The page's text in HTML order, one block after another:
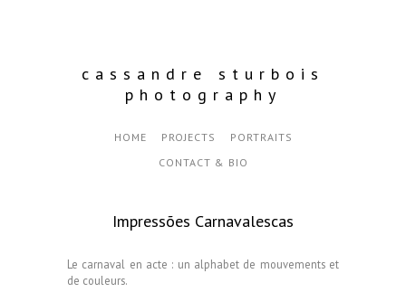
cassandre sturbois
photography
HOME PROJECTS
PORTRAITS
CONTACT & BIO
Impressões Carnavalescas
Le carnaval en acte : un alphabet de mouvements et
de couleurs.